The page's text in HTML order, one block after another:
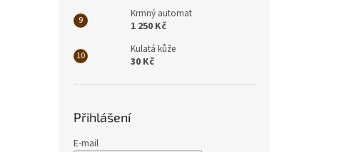
Krmný automat
1 250 Kč
Kulatá kůže
30 Kč
Přihlášení
E-mail